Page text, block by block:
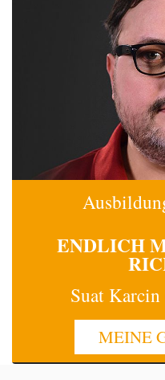
ENDLICH
Suat
MEINE